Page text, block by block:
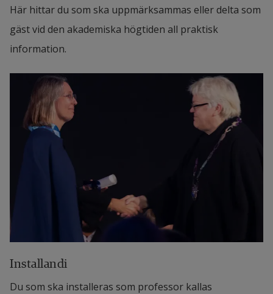
Här hittar du som ska uppmärksammas eller delta som
gäst vid den akademiska högtiden all praktisk
information.
Installandi
Du som ska installeras som professor kallas